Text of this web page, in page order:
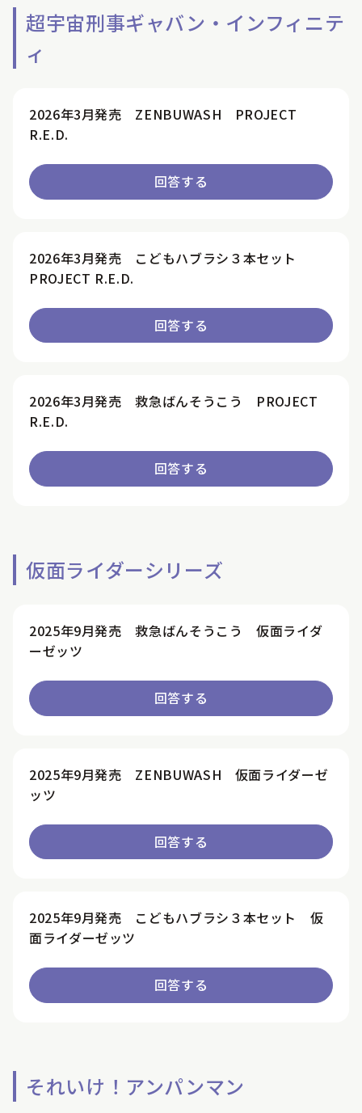
超宇宙刑事ギャバン・インフィニテ
ィ
2026年3月発売 ZENBUWASH PROJECT
R.E.D.
回答する
2026年3月発売 こどもハブラシ３本セット
PROJECT R.E.D.
回答する
2026年3月発売 救急ばんそうこう PROJECT
R.E.D.
回答する
仮面ライダーシリーズ
2025年9月発売 救急ばんそうこう 仮面ライダ
ーゼッツ
回答する
2025年9月発売 ZENBUWASH 仮面ライダーゼ
ッツ
回答する
2025年9月発売 こどもハブラシ３本セット 仮
面ライダーゼッツ
回答する
それいけ！アンパンマン